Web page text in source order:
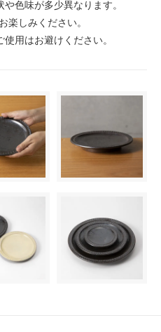
色味が多少異なります。
楽しみください。
用はお避けください。